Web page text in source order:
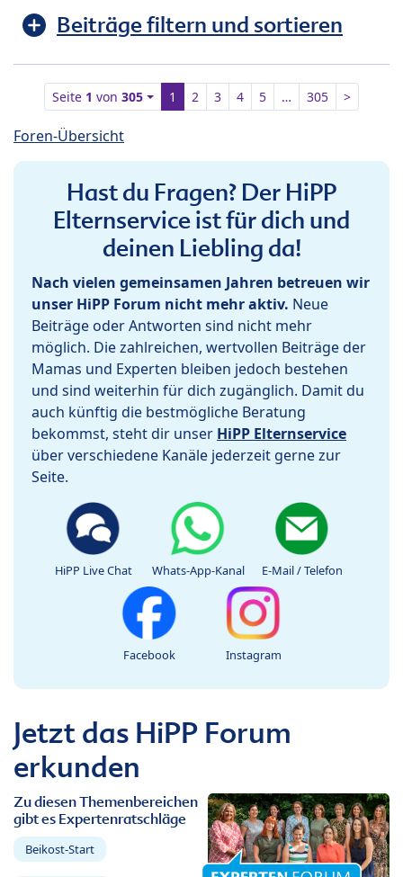
Beiträge filtern und sortieren
Seite 1 von305 1 2 3 4 5 … 305 >
Foren-Übersicht
Hast du Fragen? Der HiPP
Elternservice ist für dich und
deinen Liebling da!
Nach vielen gemeinsamen Jahren betreuen wir
unser HiPP Forum nicht mehr aktiv. Neue
Beiträge oder Antworten sind nicht mehr
möglich. Die zahlreichen, wertvollen Beiträge der
Mamas und Experten bleiben jedoch bestehen
und sind weiterhin für dich zugänglich. Damit du
auch künftig die bestmögliche Beratung
bekommst, steht dir unser HiPP Elternservice
über verschiedene Kanäle jederzeit gerne zur
Seite.
HiPP Live Chat Whats-App-Kanal E-Mail / Telefon
Facebook Instagram
Jetzt das HiPP Forum
erkunden
Zu diesen Themenbereichen
gibt es Expertenratschläge
Beikost-Start